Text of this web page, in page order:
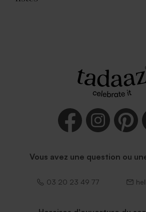
Vous avez une question ou
03 20 23 49 77